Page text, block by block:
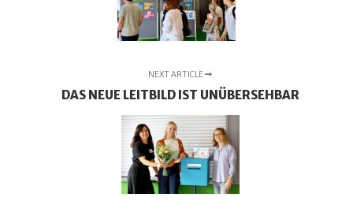
NEXT ARTICLE
DAS NEUE LEITBILD IST UNÜBERSEHBAR